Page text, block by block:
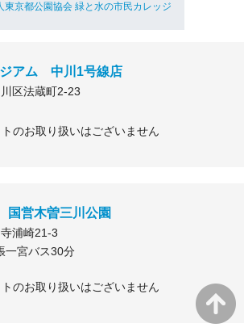
東京都公園協会 緑と水の市民カレッジ
アム 中川1号線店
区法蔵町2-23
のお取り扱いはございません
営木曽三川公園
浦崎21-3
一宮バス30分
のお取り扱いはございません